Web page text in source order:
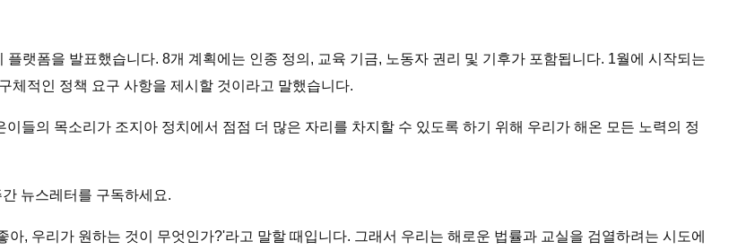
랫폼을 발표했습니다. 8개 계획에는 인종 정의, 교육 기금, 노동자 권리 및 기후가 포함됩니다. 1월에 시작되는
체적인 정책 요구 사항을 제시할 것이라고 말했습니다.
들의 목소리가 조지아 정치에서 점점 더 많은 자리를 차지할 수 있도록 하기 위해 우리가 해온 모든 노력의 정
뉴스레터를 구독하세요.
, 우리가 원하는 것이 무엇인가?'라고 말할 때입니다. 그래서 우리는 해로운 법률과 교실을 검열하려는 시도에